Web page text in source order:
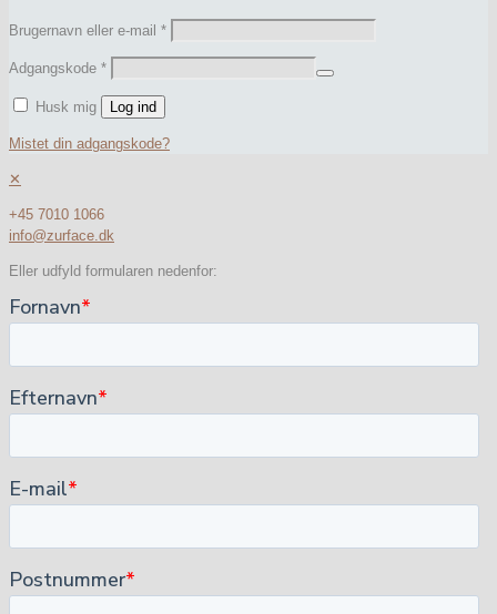
Brugernavn eller e-mail *
Adgangskode *
Husk mig Log ind
Mistet din adgangskode?
✕
+45 7010 1066
info@zurface.dk
Eller udfyld formularen nedenfor: